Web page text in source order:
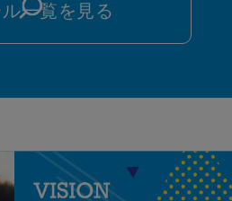
してみませんか？
ベビースイミング無料体験受付
日・日曜日体験会開催中！親
子で楽しく動いて運動セ
一覧を見る